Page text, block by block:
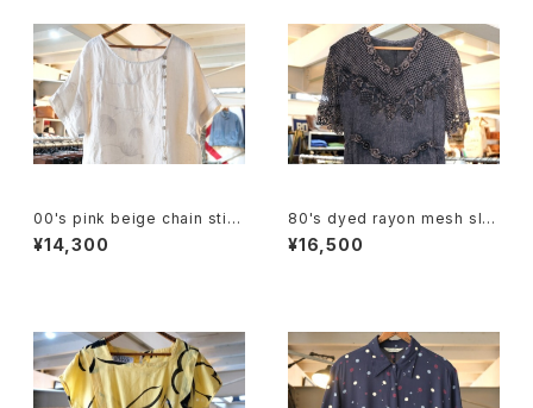
00's pink beige chain stitc
hed linen pullover Dress
¥14,300
80's dyed rayon mesh sle
eve long Dress
¥16,500